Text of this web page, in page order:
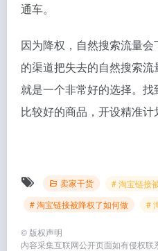
通车。
因为降权，自然搜索流量
的渠道把失去的自然搜索
就是一个非常好的选择。
比较好的商品，开设精准计
卖家干货
# 淘宝链接
# 淘宝链接被降权了如何做
#
© 版权声明
内容采集互联网公开页面如有侵权联